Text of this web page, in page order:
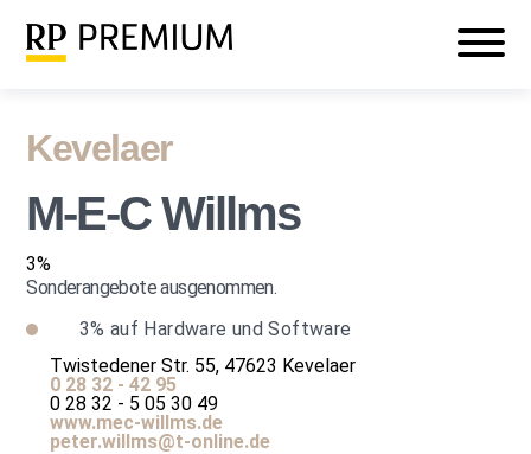
Login
Kevelaer
M-E-C Willms
3%
Sonderangebote ausgenommen.
3% auf Hardware und Software
Twistedener Str. 55, 47623 Kevelaer
0 28 32 - 42 95
0 28 32 - 5 05 30 49
www.mec-willms.de
peter.willms@t-online.de